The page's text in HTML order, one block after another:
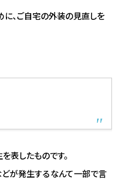
、ご自宅の外装の見直しを
表したものです。
が発生するなんて一部で言